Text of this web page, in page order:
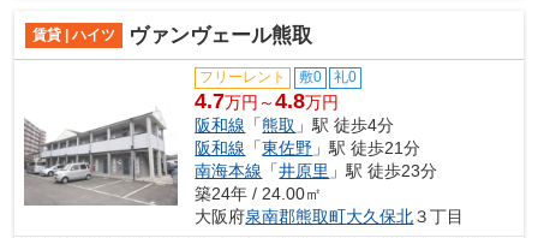
賃貸 | ハイツ ヴァンヴェール熊取
フリーレント 敷0 礼0
4.7万円～4.8万円
阪和線 「熊取 」駅 徒歩4分
阪和線 「東佐野 」駅 徒歩21分
南海本線 「井原里 」駅 徒歩23分
築24年 / 24.00㎡
大阪府泉南郡熊取町大久保北３丁目